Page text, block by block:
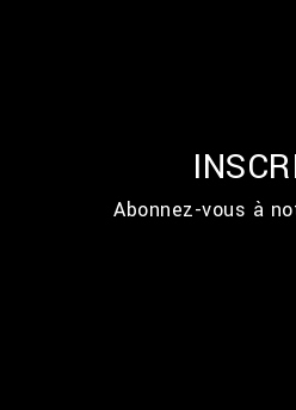
Abonnez-vous à